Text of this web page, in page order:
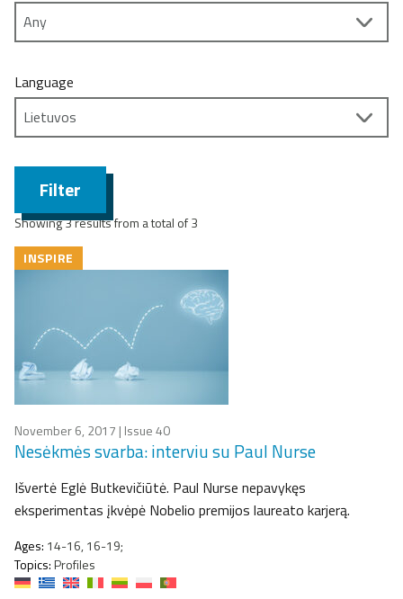
Language
Filter
Showing 3 results from a total of 3
INSPIRE
November 6, 2017 | Issue 40
Nesėkmės svarba: interviu su Paul Nurse
Išvertė Eglė Butkevičiūtė. Paul Nurse nepavykęs
eksperimentas įkvėpė Nobelio premijos laureato karjerą.
Ages: 14-16, 16-19;
Topics:Profiles